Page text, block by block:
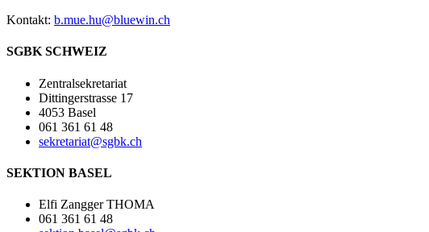
Kontakt: b.mue.hu@bluewin.ch
SGBK SCHWEIZ
Zentralsekretariat
Dittingerstrasse 17
4053 Basel
061 361 61 48
sekretariat@sgbk.ch
SEKTION BASEL
Elfi Zangger THOMA
061 361 61 48